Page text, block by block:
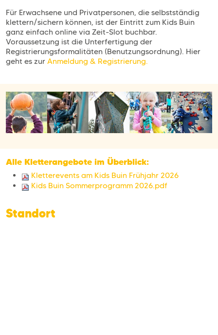
Für Erwachsene und Privatpersonen, die selbstständig
klettern/sichern können, ist der Eintritt zum Kids Buin
ganz einfach online via Zeit-Slot buchbar.
Voraussetzung ist die Unterfertigung der
Registrierungsformalitäten (Benutzungsordnung). Hier
geht es zur Anmeldung & Registrierung.
Alle Kletterangebote im Überblick:
Kletterevents am Kids Buin Frühjahr 2026
Kids Buin Sommerprogramm 2026.pdf
Standort